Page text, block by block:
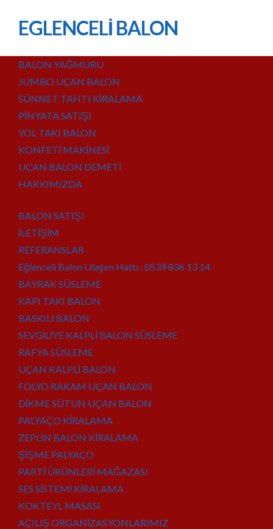
EGLENCELİ BALON
BALON YAĞMURU
JUMBO UÇAN BALON
SÜNNET TAHTI KİRALAMA
PİNYATA SATIŞI
YOL TAKI BALON
KONFETİ MAKİNESİ
UÇAN BALON DEMETİ
HAKKIMIZDA
BALON SATIŞI
İLETİŞİM
REFERANSLAR
Eğlenceli Balon Ulaşım Hattı : 0539 836 13 14
BAYRAK SÜSLEME
KAPI TAKI BALON
BASKILI BALON
SEVGİLİYE KALPLİ BALON SÜSLEME
RAFYA SÜSLEME
UÇAN KALPLİ BALON
FOLYO RAKAM UÇAN BALON
DİKME SÜTUN UÇAN BALON
PALYAÇO KİRALAMA
ZEPLİN BALON KİRALAMA
ŞİŞME PALYAÇO
PARTİ ÜRÜNLERİ MAĞAZASI
SES SİSTEMİ KİRALAMA
KOKTEYL MASASI
AÇILIŞ ORGANİZASYONLARIMIZ